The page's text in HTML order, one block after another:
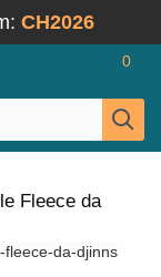
CH2026
0
Fleece da